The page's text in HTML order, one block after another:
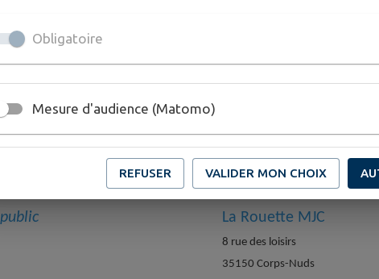
à la MJC est nécessaire, valable un an.
pour laquelle nous partageons des valeurs, ici de l’éducation
cotisation annuelle de 7€ (mineurs) ou 18€(majeurs), l’adhésion
en étant élu·e au Conseil d’Administration et de bénéficier de réductions
Régionale des MJC de Bretagne et Pays de la Loire.
La Rouette MJC
8 rue des loisirs
35150 Corps-Nuds
Obligatoire
Mesure d'audience (Matomo)
REFUSER VALIDER MON CHOIX